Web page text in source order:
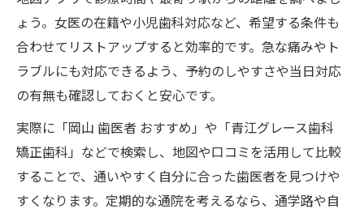
ょう。女医の在籍や小児歯科対応など、希望する条件も
合わせてリストアップすると効率的です。急な痛みやト
ラブルにも対応できるよう、予約のしやすさや当日対応
の有無も確認しておくと安心です。
実際に「岡山 歯医者 おすすめ」や「青江グレース歯科
矯正歯科」などで検索し、地図や口コミを活用して比較
することで、通いやすく自分に合った歯医者を見つけや
すくなります。定期的な通院を考えるなら、通学路や自